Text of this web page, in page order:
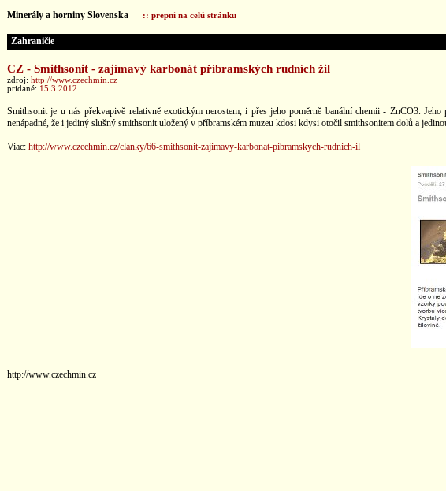
Minerály a horniny Slovenska :: prepni na celú stránku
Zahraničie
CZ - Smithsonit - zajímavý karbonát příbramských rudních žil
zdroj: http://www.czechmin.cz
pridané: 15.3.2012
Smithsonit je u nás překvapivě relativně exotickým nerostem, i přes jeho poměrně banální chemii - ZnCO3.
nenápadné, že i jediný slušný smithsonit uložený v příbramském muzeu kdosi kdysi otočil smithsonitem dolů a
Viac: http://www.czechmin.cz/clanky/66-smithsonit-zajimavy-karbonat-pibramskych-rudnich-il
http://www.czechmin.cz